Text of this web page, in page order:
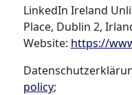
LinkedIn Ireland
Place, Dublin 2,
Website: https://
policy;